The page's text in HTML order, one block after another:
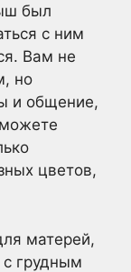
был
с ним
Вам не
но
и общение,
цветов,
матерей,
грудным